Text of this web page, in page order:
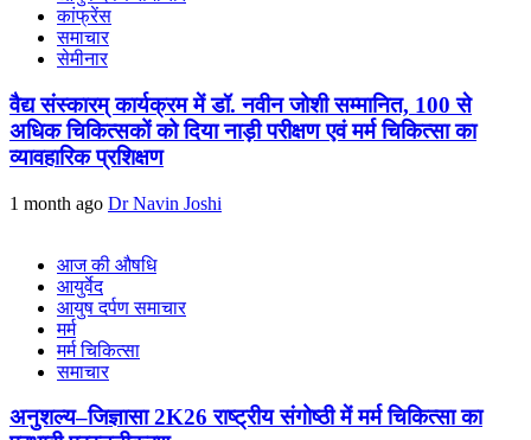
कांफ्रेंस
समाचार
सेमीनार
वैद्य संस्कारम् कार्यक्रम में डॉ. नवीन जोशी सम्मानित, 100 से
अधिक चिकित्सकों को दिया नाड़ी परीक्षण एवं मर्म चिकित्सा का
व्यावहारिक प्रशिक्षण
1 month ago Dr Navin Joshi
आज की औषधि
आयुर्वेद
आयुष दर्पण समाचार
मर्म
मर्म चिकित्सा
समाचार
अनुशल्य–जिज्ञासा 2K26 राष्ट्रीय संगोष्ठी में मर्म चिकित्सा का